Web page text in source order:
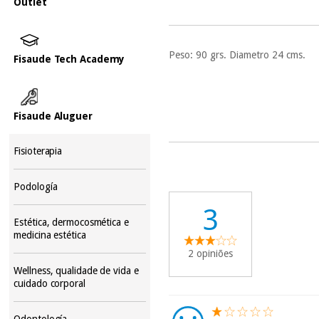
Fisaude Tech Academy
Fisaude Aluguer
Fisioterapia
Podología
Estética, dermocosmética e
medicina estética
Wellness, qualidade de vida e
cuidado corporal
Peso: 90 grs. Diametro 24 cms.
3
2 opiniões